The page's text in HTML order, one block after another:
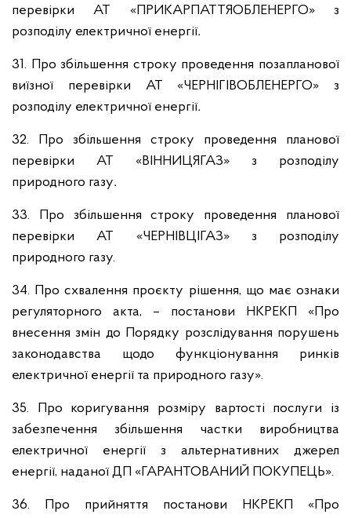
перевірки АТ «ПРИКАРПАТТЯОБЛЕНЕРГО» з
розподілу електричної енергії.
31. Про збільшення строку проведення позапланової
виїзної перевірки АТ «ЧЕРНІГІВОБЛЕНЕРГО» з
розподілу електричної енергії.
32. Про збільшення строку проведення планової
перевірки АТ «ВІННИЦЯГАЗ» з розподілу
природного газу.
33. Про збільшення строку проведення планової
перевірки АТ «ЧЕРНІВЦІГАЗ» з розподілу
природного газу.
34. Про схвалення проєкту рішення, що має ознаки
регуляторного акта, – постанови НКРЕКП «Про
внесення змін до Порядку розслідування порушень
законодавства щодо функціонування ринків
електричної енергії та природного газу».
35. Про коригування розміру вартості послуги із
забезпечення збільшення частки виробництва
електричної енергії з альтернативних джерел
енергії, наданої ДП «ГАРАНТОВАНИЙ ПОКУПЕЦЬ».
36. Про прийняття постанови НКРЕКП «Про